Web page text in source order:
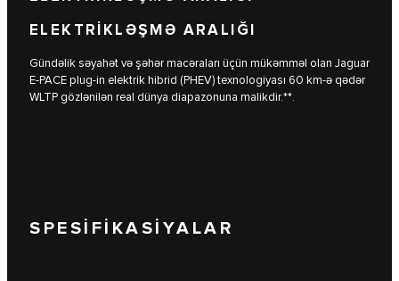
ELEKTRİKLƏŞMƏ ARALIĞI
Gündəlik səyahət və şəhər macəraları üçün mükəmməl olan Jaguar
E-PACE plug-in elektrik hibrid (PHEV) texnologiyası 60 km-ə qədər
WLTP gözlənilən real dünya diapazonuna malikdir.**.
SPESİFİKASİYALAR